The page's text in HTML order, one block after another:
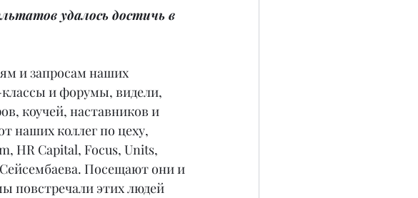
удалось достичь в
и запросам наших
и форумы, видели,
коучей, наставников и
наших коллег по цеху,
HR Capital, Focus, Units,
Посещают они и
повстречали этих людей